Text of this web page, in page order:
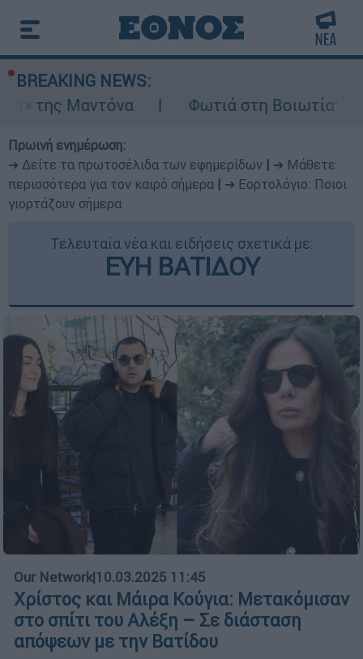
BREAKING NEWS:
Φωτιά στη Βοιωτία: Ίση με έξι
Πρωινή ενημέρωση:
➔ Δείτε τα πρωτοσέλιδα των εφημερίδων
➔ Μάθετε
περισσότερα για τον καιρό σήμερα
➔ Εορτολόγιο: Ποιοι
γιορτάζουν σήμερα
Τελευταία νέα και ειδήσεις σχετικά με:
ΕΥΗ ΒΑΤΙΔΟΥ
Our Network|10.03.2025 11:45
Χρίστος και Μάιρα Κούγια: Μετακόμισαν
στο σπίτι του Αλέξη – Σε διάσταση
απόψεων με την Βατίδου